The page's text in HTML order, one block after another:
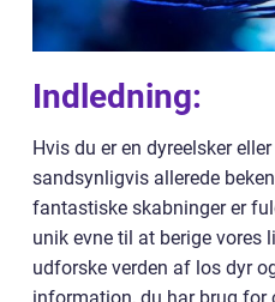
Indledning:
Hvis du er en dyreelsker
sandsynligvis allerede
fantastiske skabninger er
unik evne til at berige vores
udforske verden af los dyr